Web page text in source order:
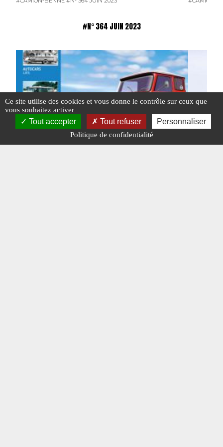
#N° 364 JUIN 2023
Ce site utilise des cookies et vous donne le contrôle sur ceux que
vous souhaitez activer
Tout accepter Tout refuser Personnaliser
Politique de confidentialité